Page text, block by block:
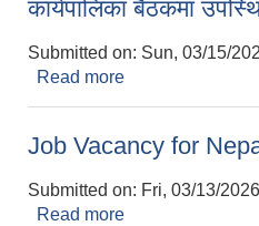
कार्यपालिका बैठकमा
Submitted on: Sun, 03/15/
Read more
Job Vacancy for
Submitted on: Fri, 03/13/
Read more